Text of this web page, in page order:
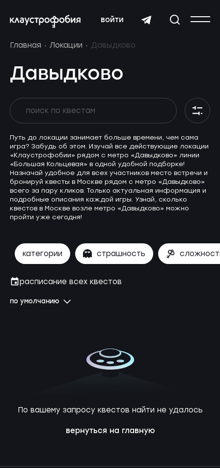
войти
Главная Локации Давыдково
Давыдково
Путь до локации занимает больше времени, чем сама
игра? Забудь об этом. Изучай все действующие локации
«Клаустрофобии» рядом с метро «Давыдково» линии
«Большая Кольцевая» в одной удобной подборке!
Назначай удобное для всех участников место встречи и
бронируй квесты в Москве рядом с метро «Давыдково»
всего за пару кликов. Только актуальная информация и
подробные описания каждой игры. Узнай, сколько
квестов в Москве возле метро «Давыдково» можно
пройти уже сегодня!
категории страшность
по умолчанию
расписание всех квестов
По вашему запросу квестов найти не удалось
вернуться на главную